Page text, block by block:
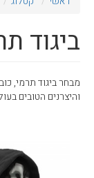
סניף רעננה
טיפולים ושירות
TeamOPC
ביגוד
מבחר ביגוד תרמי,
והיצרנים הטובים